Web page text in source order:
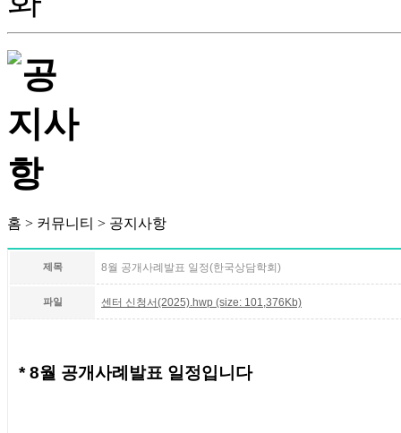
홈 > 커뮤니티 > 공지사항
제목 8월 공개사례발표 일정(한국상담학회)
파일 센터 신청서(2025).hwp (size: 101,376Kb)
* 8월 공개사례발표 일정입니다